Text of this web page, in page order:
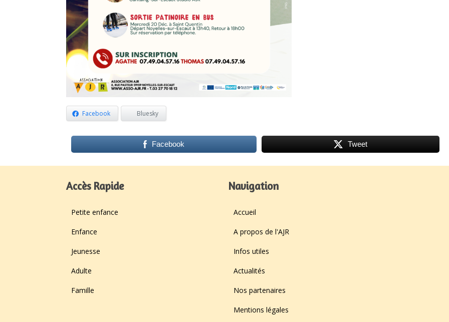
Facebook Bluesky
Facebook Tweet
Accès Rapide
Petite enfance
Enfance
Jeunesse
Adulte
Famille
Navigation
Accueil
A propos de l'AJR
Infos utiles
Actualités
Nos partenaires
Mentions légales